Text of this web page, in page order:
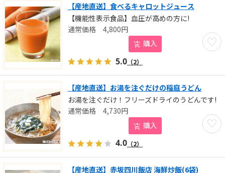
【産地直送】食べるキャロットジュース
【機能性表示食品】血圧が高めの方に!
お気
4,800円
購入
5.0 （2）
【産地直送】お湯を注ぐだけの稲庭うどん
お湯を注ぐだけ！フリーズドライのうどんです!
お気
4,730円
購入
4.0 （2）
【産地直送】赤坂四川飯店 海鮮炒飯(6袋)